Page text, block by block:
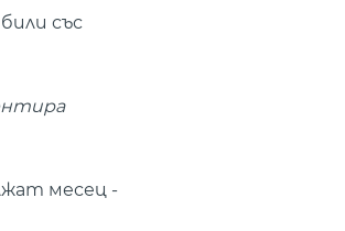
със
месец -